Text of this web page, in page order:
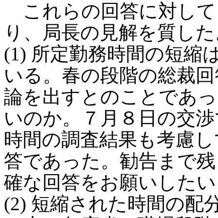
これらの回答に対し
り、局長の見解を質し
(1) 所定勤務時間の短縮
いる。春の段階の総裁
論を出すとのことであ
いのか。７月８日の交
時間の調査結果も考慮
答であった。勧告まで
確な回答をお願いした
(2) 短縮された時間の配